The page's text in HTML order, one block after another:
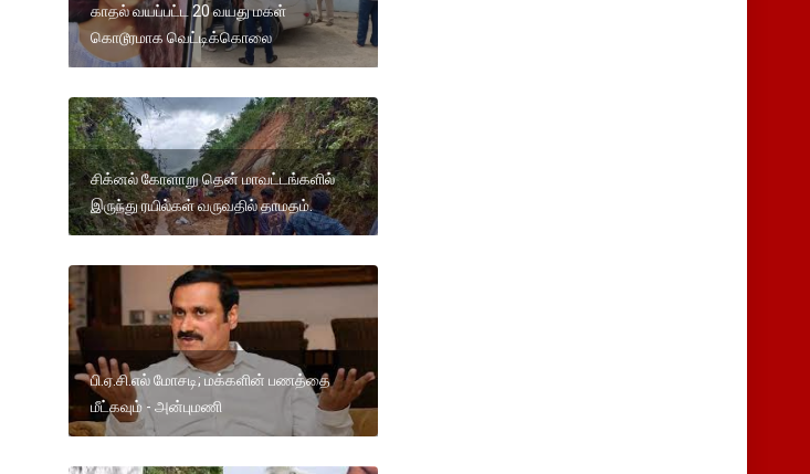
காதல் வயப்பட்ட 20 வயது மகள்
கொடூரமாக வெட்டிக்கொலை
சிக்னல் கோளாறு தென் மாவட்டங்களில்
இருந்து ரயில்கள் வருவதில் தாமதம்.
பி.ஏ.சி.எல் மோசடி; மக்களின் பணத்தை
மீட்கவும் - அன்புமணி